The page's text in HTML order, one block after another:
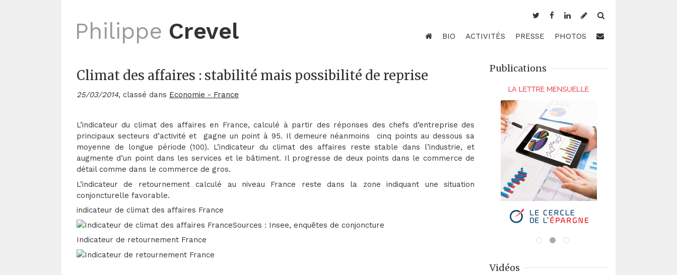
Philippe Crevel BIO ACTIVITÉS PRESSE PHOTOS
Climat des affaires : stabilité mais possibilité de reprise
25/03/2014, classé dans Economie - France
L’indicateur du climat des affaires en France, calculé à partir des réponses des chefs d’entreprise des
principaux secteurs d’activité et gagne un point à 95. Il demeure néanmoins cinq points au dessous sa
moyenne de longue période (100). L’indicateur du climat des affaires reste stable dans l’industrie, et
augmente d’un point dans les services et le bâtiment. Il progresse de deux points dans le commerce de
détail comme dans le commerce de gros.
L’indicateur de retournement calculé au niveau France reste dans la zone indiquant une situation
conjoncturelle favorable.
indicateur de climat des affaires France
Sources : Insee, enquêtes de conjoncture
Indicateur de retournement France
Publications
Vidéos